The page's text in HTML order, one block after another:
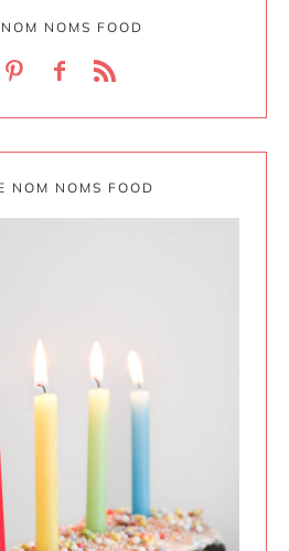
NOMS FOOD
NOM NOMS FOOD